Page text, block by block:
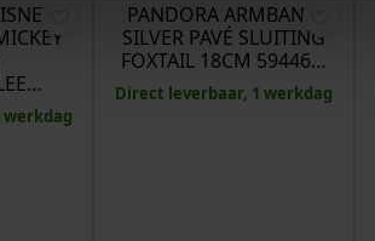
werkdag
PANDORA ARMBAND
SILVER PAVÉ SLUITING
FOXTAIL 18CM 59446…
Direct leverbaar, 1 werkdag